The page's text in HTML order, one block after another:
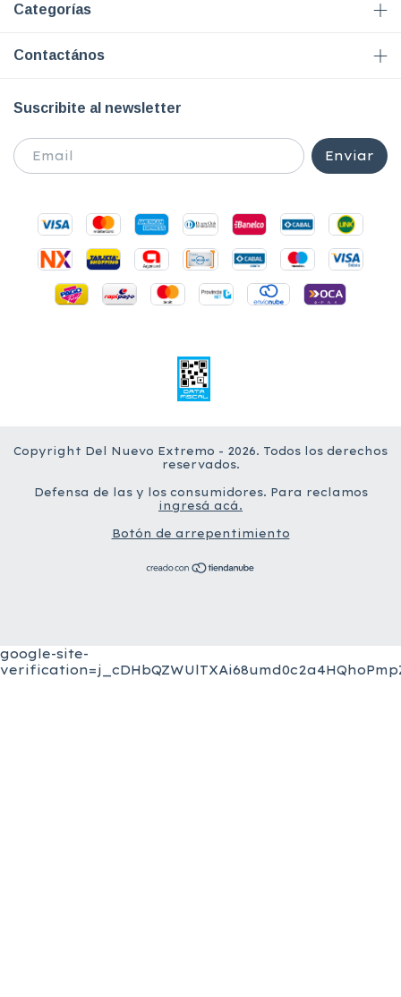
Categorías
Contactános
Suscribite al newsletter
Copyright Del Nuevo Extremo - 2026. Todos los derechos
reservados.
Defensa de las y los consumidores. Para reclamos
ingresá acá.
Botón de arrepentimiento
google-site-